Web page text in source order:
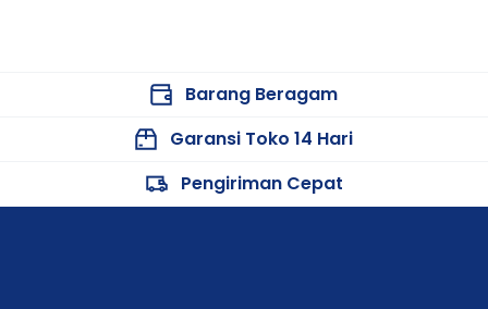
Barang Beragam
Garansi Toko 14 Hari
Pengiriman Cepat